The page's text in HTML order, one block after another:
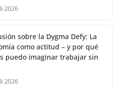
2026
sobre la Dygma Defy: La
como actitud – y por qué
puedo imaginar trabajar sin
2026